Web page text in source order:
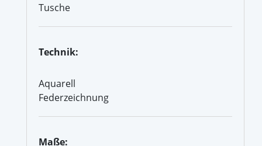
Tusche
Technik:
Aquarell
Federzeichnung
Maße: